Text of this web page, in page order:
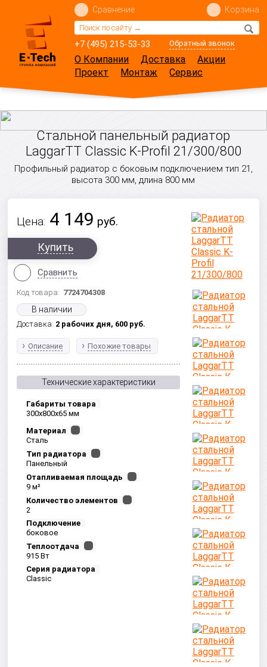
+7 (495) 215-53-33 Обратный звонок
Сравнение Корзина
О Компании Доставка
Акции
Проект
Монтаж Сервис
Стальной панельный радиатор
LaggarTT Classic K-Profil 21/300/800
Профильный радиатор с боковым подключением тип 21,
высота 300 мм, длина 800 мм
Цена: 4 149 руб.
Купить
Сравнить
Код товара: 7724704308
В наличии
Доставка: 2 рабочих дня, 600 руб.
Описание Похожие товары
Технические характеристики
Габариты товара
300x800x65 мм
Материал
Сталь
Тип радиатора
Панельный
Отапливаемая площадь
9 м²
Количество элементов
2
Подключение
боковое
Теплоотдача
915 Вт
Серия радиатора
Classic